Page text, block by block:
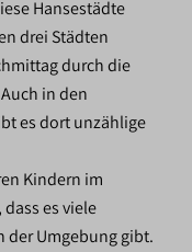
Hansestädte
drei Städten
durch die
in den
es dort unzählige
Kindern im
es viele
Umgebung gibt.